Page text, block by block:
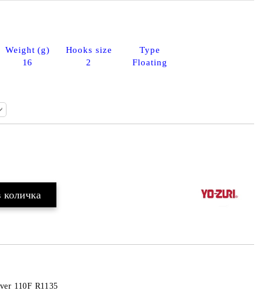
Weight (g) Hooks size
Type
16
2 Floating
110F R1135